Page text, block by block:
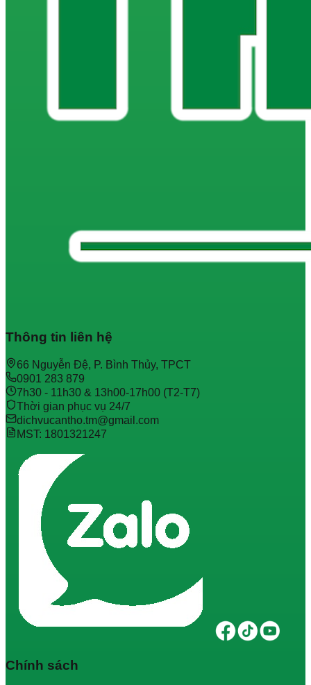
Thông tin liên hệ
66 Nguyễn Đệ, P. Bình Thủy, TPCT
0901 283 879
7h30 - 11h30 & 13h00-17h00 (T2-T7)
Thời gian phục vụ 24/7
dichvucantho.tm@gmail.com
MST: 1801321247
Chính sách